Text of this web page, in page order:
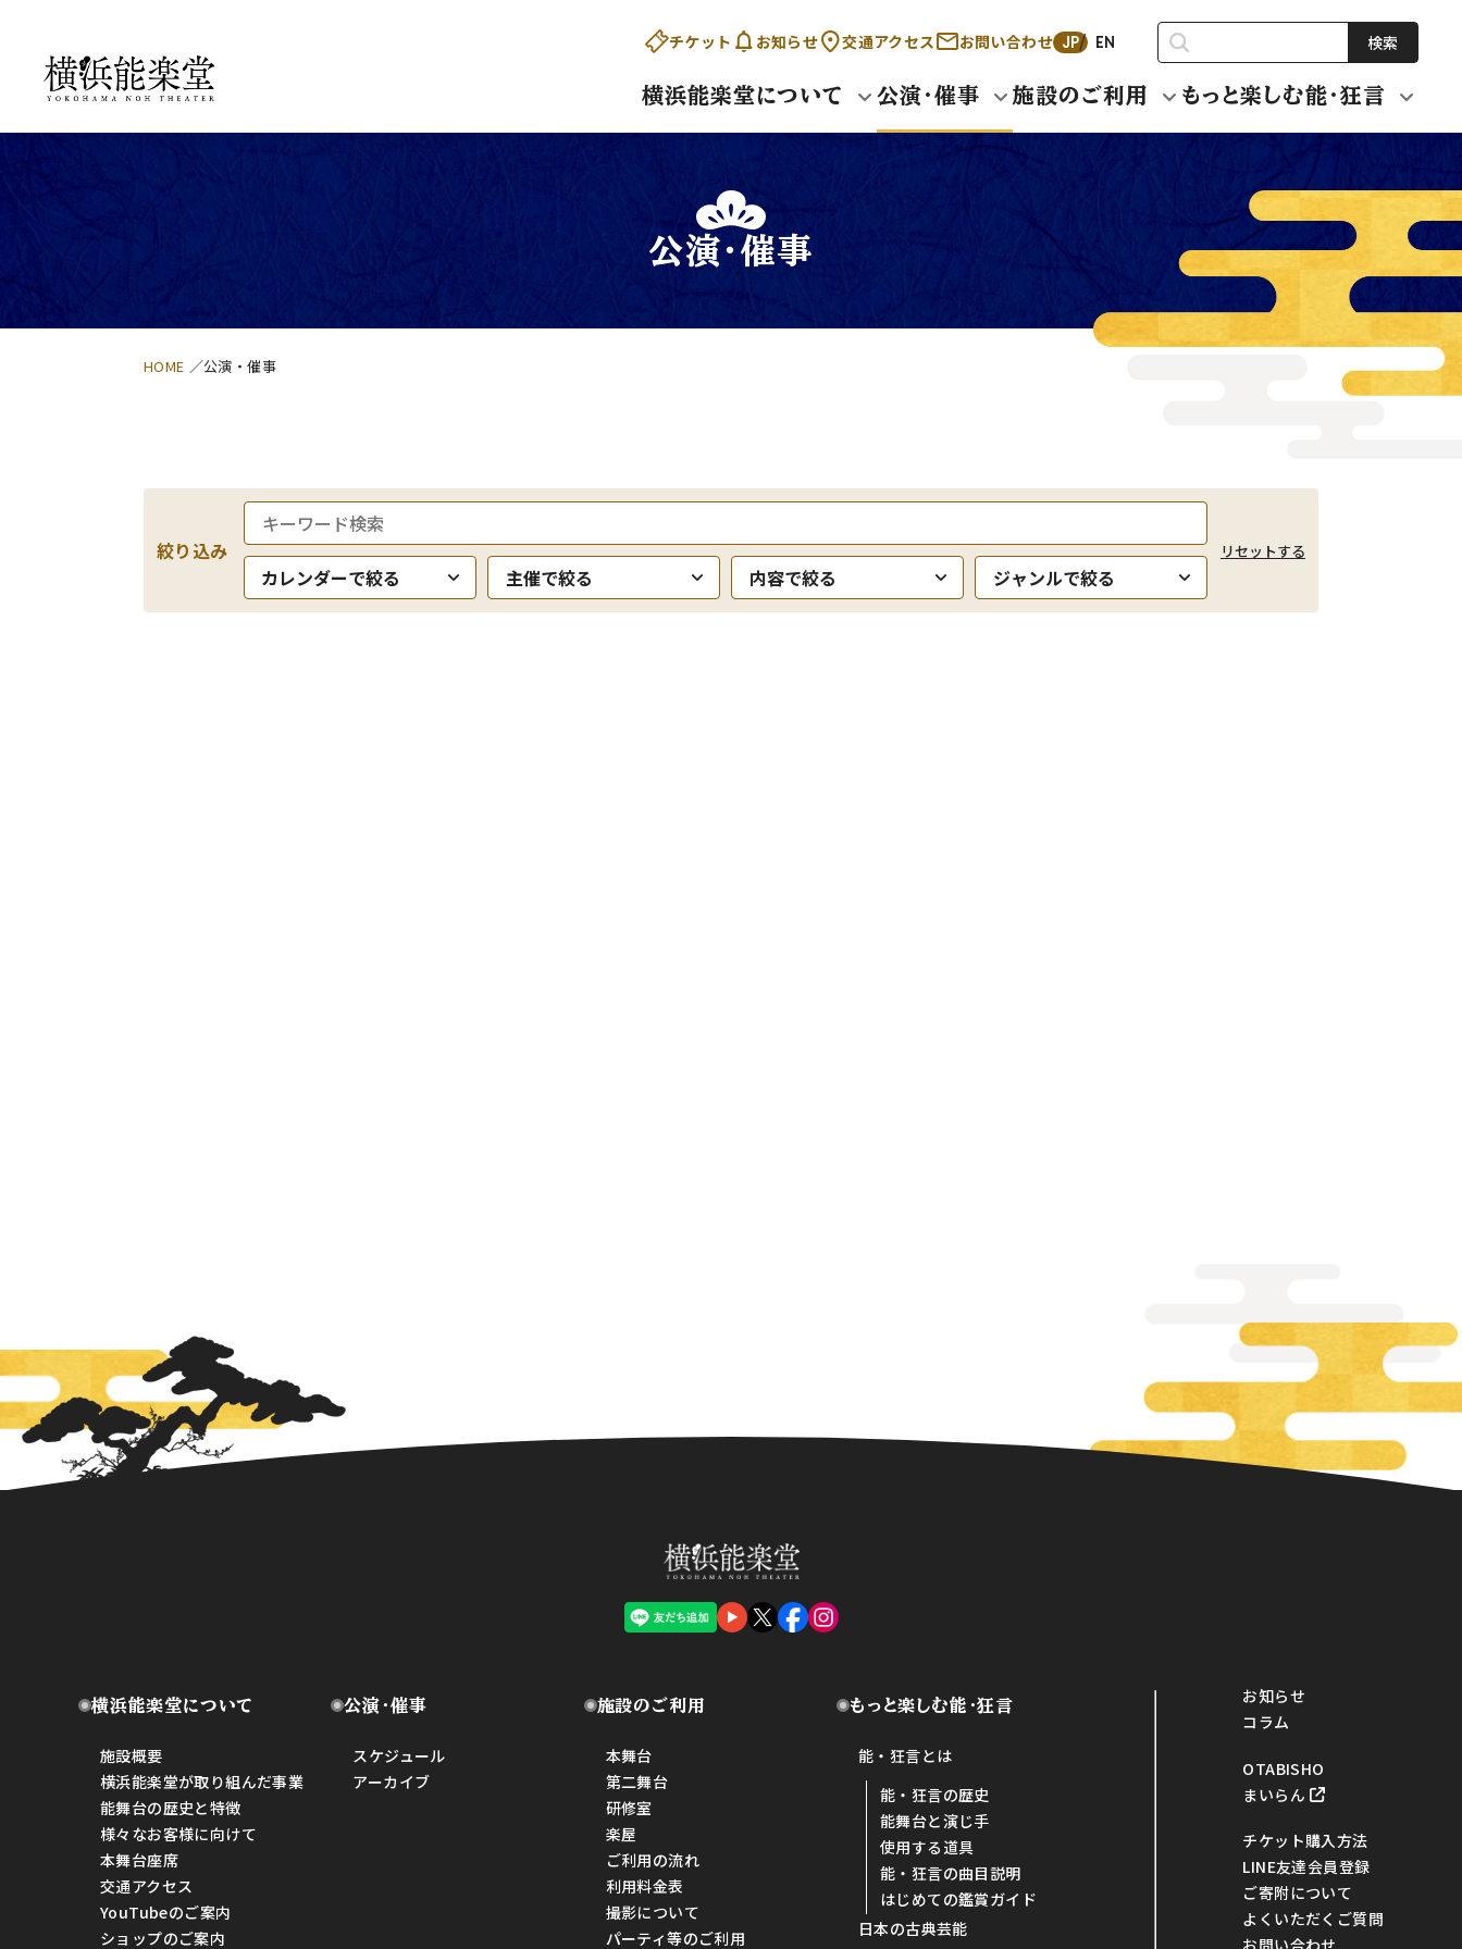
チケット お知らせ 交通アクセス お問い合わせ JP EN 検索
横浜能楽堂について 公演・催事 施設のご利用 もっと楽しむ能・狂言
公演・催事
HOME 公演・催事
絞り込み
カレンダーで絞る
横浜能楽堂について
施設概要
横浜能楽堂が取り組んだ事業
能舞台の歴史と特徴
様々なお客様に向けて
本舞台座席
交通アクセス
YouTubeのご案内
ショップのご案内
公演・催事
スケジュール
アーカイブ
施設のご利用
本舞台
第二舞台
研修室
楽屋
ご利用の流れ
利用料金表
撮影について
パーティ等のご利用
もっと楽しむ能・狂言
能・狂言とは
能・狂言の歴史
能舞台と演じ手
使用する道具
能・狂言の曲目説明
はじめての鑑賞ガイド
日本の古典芸能
お知らせ
コラム
OTABISHO
まいらん
チケット購入方法
LINE友達会員登録
ご寄附について
よくいただくご質問
お問い合わせ